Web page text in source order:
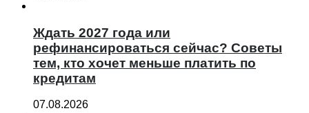
Ждать 2027 года или
рефинансироваться сейчас? Советы
тем, кто хочет меньше платить по
кредитам
07.08.2026